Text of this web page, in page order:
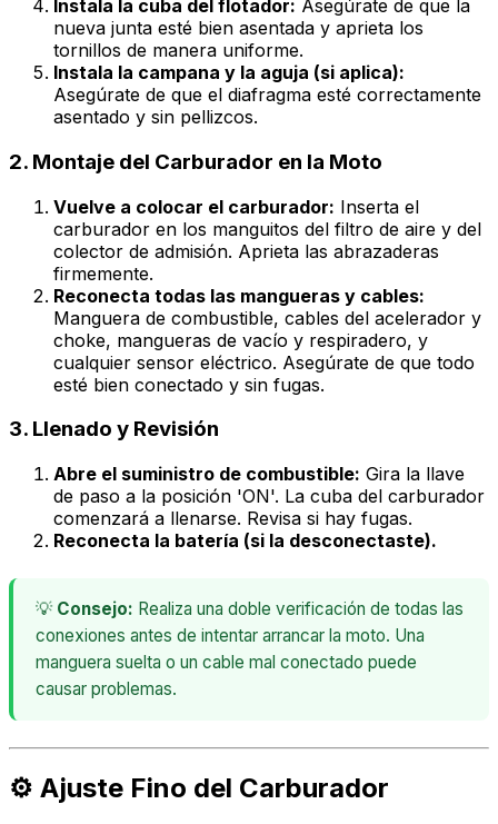
Instala la cuba del flotador: Asegúrate de que la
nueva junta esté bien asentada y aprieta los
tornillos de manera uniforme.
Instala la campana y la aguja (si aplica):
Asegúrate de que el diafragma esté correctamente
asentado y sin pellizcos.
2. Montaje del Carburador en la Moto
Vuelve a colocar el carburador: Inserta el
carburador en los manguitos del filtro de aire y del
colector de admisión. Aprieta las abrazaderas
firmemente.
Reconecta todas las mangueras y cables:
Manguera de combustible, cables del acelerador y
choke, mangueras de vacío y respiradero, y
cualquier sensor eléctrico. Asegúrate de que todo
esté bien conectado y sin fugas.
3. Llenado y Revisión
Abre el suministro de combustible: Gira la llave
de paso a la posición 'ON'. La cuba del carburador
comenzará a llenarse. Revisa si hay fugas.
Reconecta la batería (si la desconectaste).
💡 Consejo: Realiza una doble verificación de todas las
conexiones antes de intentar arrancar la moto. Una
manguera suelta o un cable mal conectado puede
causar problemas.
⚙️ Ajuste Fino del Carburador